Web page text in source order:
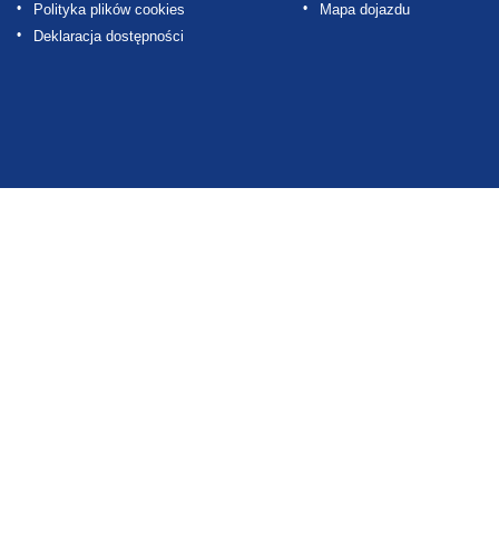
Polityka plików cookies
Deklaracja dostępności
Mapa dojazdu